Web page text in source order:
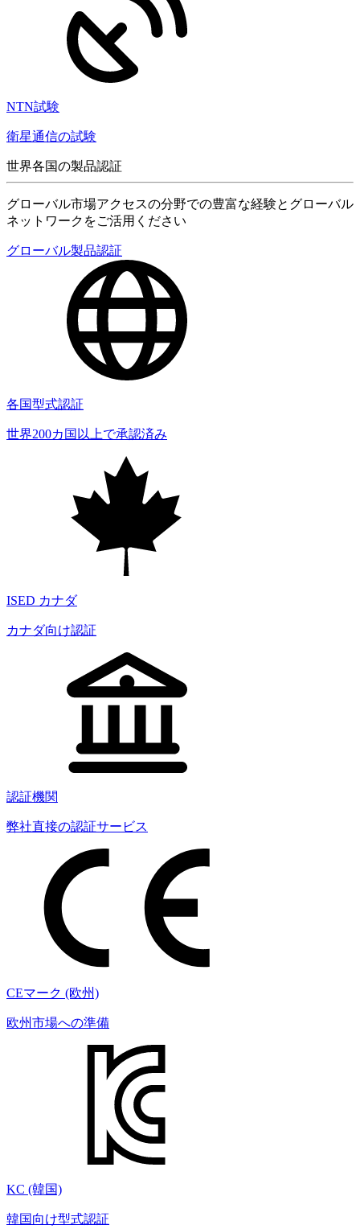
NTN試験
衛星通信の試験
世界各国の製品認証
グローバル市場アクセスの分野での豊富な経験とグローバル
ネットワークをご活用ください
グローバル製品認証
各国型式認証
世界200カ国以上で承認済み
ISED カナダ
カナダ向け認証
認証機関
弊社直接の認証サービス
CEマーク (欧州)
欧州市場への準備
KC (韓国)
韓国向け型式認証